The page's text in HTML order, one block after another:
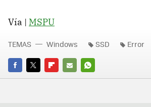
Vía | MSPU
FACEBOOK
TWITTERFLIPBOARD
E-
WHATSAPP
TEMAS Windows SSD Error